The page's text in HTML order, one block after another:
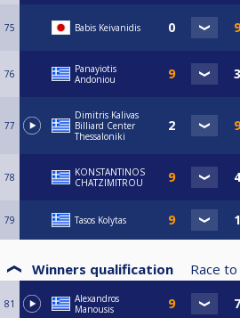
75 Babis Keivanidis
76
Panayiotis
Andoniou
77
Dimitris Kalivas
Billiard Center
Thessaloniki
78
KONSTANTINOS
CHATZIMITROU
79 Tasos Kolytas
Winners qualification Race to
81
Alexandros
Manousis